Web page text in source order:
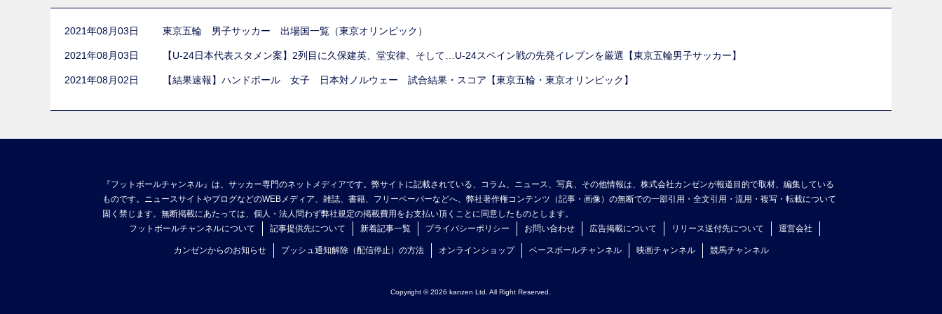
2021年08月03日 東京五輪 男子サッカー 出場国一覧（東京オリンピック）
2021年08月03日 【U-24日本代表スタメン案】2列目に久保建英、堂安律、そして…U-24スペイン戦の先発イレブンを厳選【東京五輪男子サッカー】
2021年08月02日 【結果速報】ハンドボール 女子 日本対ノルウェー 試合結果・スコア【東京五輪・東京オリンピック】
『フットボールチャンネル』は、サッカー専門のネットメディアです。弊サイトに記載されている、コラム、ニュース、写真、その他情報は、株式会社カンゼンが報道目的で取材、編集している
ものです。ニュースサイトやブログなどのWEBメディア、雑誌、書籍、フリーペーパーなどへ、弊社著作権コンテンツ（記事・画像）の無断での一部引用・全文引用・流用・複写・転載について
固く禁じます。無断掲載にあたっては、個人・法人問わず弊社規定の掲載費用をお支払い頂くことに同意したものとします。
フットボールチャンネルについて
記事提供先について 新着記事一覧 プライバシーポリシー お問い合わせ 広告掲載について リリース送付先について 運営会社
カンゼンからのお知らせ プッシュ通知解除（配信停止）の方法 オンラインショップ ベースボールチャンネル 映画チャンネル 競馬チャンネル
Copyright © 2026 kanzen Ltd. All Right Reserved.